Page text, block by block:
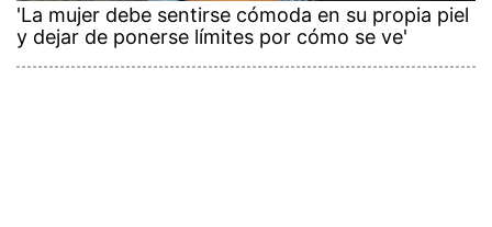
'La mujer debe sentirse cómoda en su propia piel
y dejar de ponerse límites por cómo se ve'